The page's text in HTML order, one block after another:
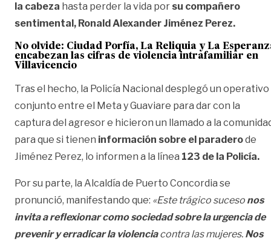
la cabeza hasta perder la vida por su compañero
sentimental, Ronald Alexander Jiménez Perez.
No olvide: Ciudad Porfía, La Reliquia y La
encabezan las cifras de violencia intrafamiliar en
Villavicencio
Tras el hecho, la Policía Nacional desplegó un operativo
conjunto entre el Meta y Guaviare para dar con la
captura del agresor e hicieron un llamado a la
para que si tienen información sobre el paraderode
Jiménez Perez, lo informen a la línea 123 de la Policía.
Por su parte, la Alcaldía de Puerto Concordia se
pronunció, manifestando que: «Este trágico suceso nos
invita a reflexionar como sociedad sobre la urgencia de
prevenir y erradicar la violenciacontra las mujeres. Nos